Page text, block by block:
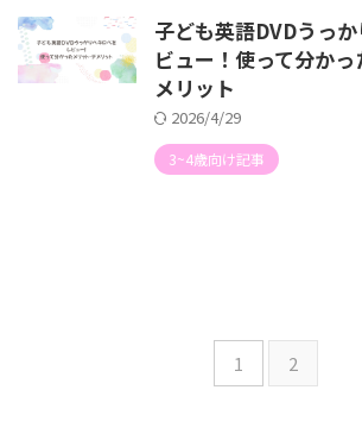
子ども英語DVDうっ
ビュー！使って分か
メリット
2026/4/29
3~4歳向け記事
1 2